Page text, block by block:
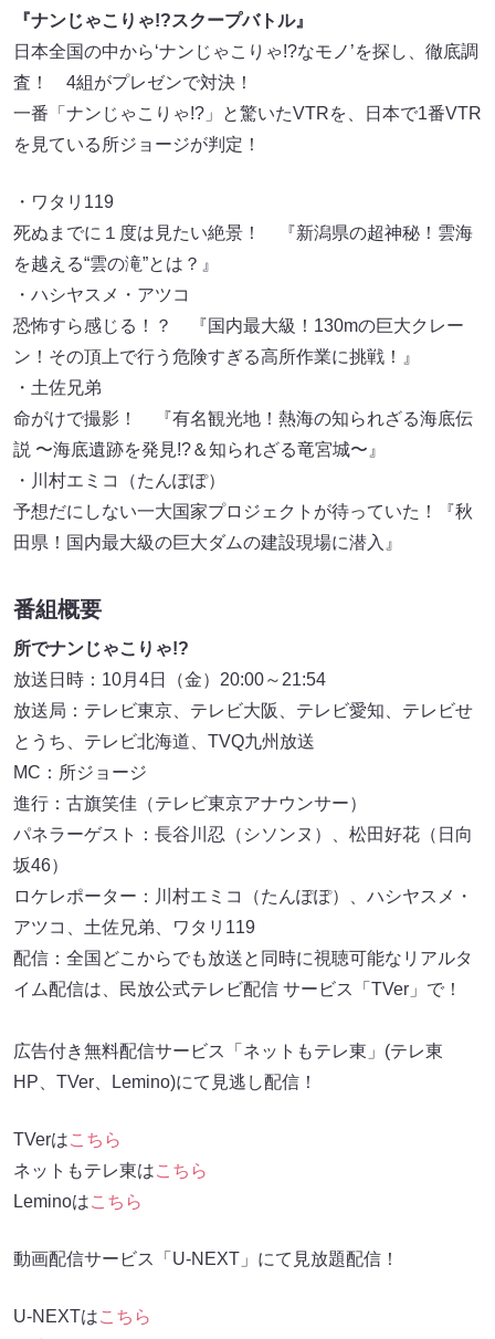
『ナンじゃこりゃ!?スクープバトル』
日本全国の中から‘ナンじゃこりゃ!?なモノ’を探し、徹底調
査！ 4組がプレゼンで対決！
一番「ナンじゃこりゃ!?」と驚いたVTRを、日本で1番VTR
を見ている所ジョージが判定！
・ワタリ119
死ぬまでに１度は見たい絶景！ 『新潟県の超神秘！雲海
を越える“雲の滝”とは？』
・ハシヤスメ・アツコ
恐怖すら感じる！？ 『国内最大級！130mの巨大クレー
ン！その頂上で行う危険すぎる高所作業に挑戦！』
・土佐兄弟
命がけで撮影！ 『有名観光地！熱海の知られざる海底伝
説 〜海底遺跡を発見!?＆知られざる竜宮城〜』
・川村エミコ（たんぽぽ）
予想だにしない一大国家プロジェクトが待っていた！『秋
田県！国内最大級の巨大ダムの建設現場に潜入』
番組概要
所でナンじゃこりゃ!?
放送日時：10月4日（金）20:00～21:54
放送局：テレビ東京、テレビ大阪、テレビ愛知、テレビせ
とうち、テレビ北海道、TVQ九州放送
MC：所ジョージ
進行：古旗笑佳（テレビ東京アナウンサー）
パネラーゲスト：長谷川忍（シソンヌ）、松田好花（日向
坂46）
ロケレポーター：川村エミコ（たんぽぽ）、ハシヤスメ・
アツコ、土佐兄弟、ワタリ119
配信：全国どこからでも放送と同時に視聴可能なリアルタ
イム配信は、民放公式テレビ配信 サービス「TVer」で！
広告付き無料配信サービス「ネットもテレ東」(テレ東
HP、TVer、Lemino)にて見逃し配信！
TVerはこちら
ネットもテレ東はこちら
Leminoはこちら
動画配信サービス「U-NEXT」にて見放題配信！
U-NEXTはこちら